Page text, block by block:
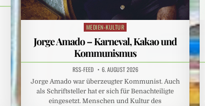
Posted
MEDIEN-KULTUR
Jorge Amado – Karneval, Kakao und
Kommunismus
RSS-FEED 6. AUGUST 2026
Jorge Amado war überzeugter Kommunist. Auch
als Schriftsteller hat er sich für Benachteiligte
eingesetzt. Menschen und Kultur des